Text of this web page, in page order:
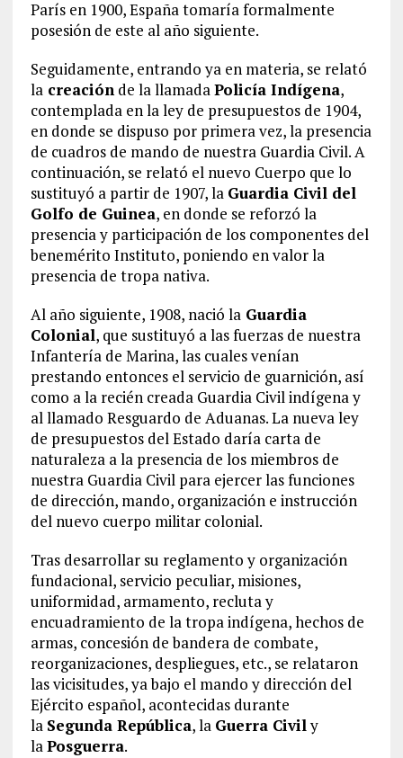
París en 1900, España tomaría formalmente
posesión de este al año siguiente.
Seguidamente, entrando ya en materia, se relató
lacreaciónde la llamadaPolicía Indígena,
contemplada en la ley de presupuestos de 1904,
en donde se dispuso por primera vez, la presencia
de cuadros de mando de nuestra Guardia Civil. A
continuación, se relató el nuevo Cuerpo que lo
sustituyó a partir de 1907, la Guardia Civil del
Golfo de Guinea, en donde se reforzó la
presencia y participación de los componentes del
benemérito Instituto, poniendo en valor la
presencia de tropa nativa.
Al año siguiente, 1908, nació laGuardia
Colonial, que sustituyó a las fuerzas de nuestra
Infantería de Marina, las cuales venían
prestando entonces el servicio de guarnición, así
como a la recién creada Guardia Civil indígena y
al llamado Resguardo de Aduanas. La nueva ley
de presupuestos del Estado daría carta de
naturaleza a la presencia de los miembros de
nuestra Guardia Civil para ejercer las funciones
de dirección, mando, organización e instrucción
del nuevo cuerpo militar colonial.
Tras desarrollar su reglamento y organización
fundacional, servicio peculiar, misiones,
uniformidad, armamento, recluta y
encuadramiento de la tropa indígena, hechos de
armas, concesión de bandera de combate,
reorganizaciones, despliegues, etc., se relataron
las vicisitudes, ya bajo el mando y dirección del
Ejército español, acontecidas durante
la Segunda República, la Guerra Civily
laPosguerra.